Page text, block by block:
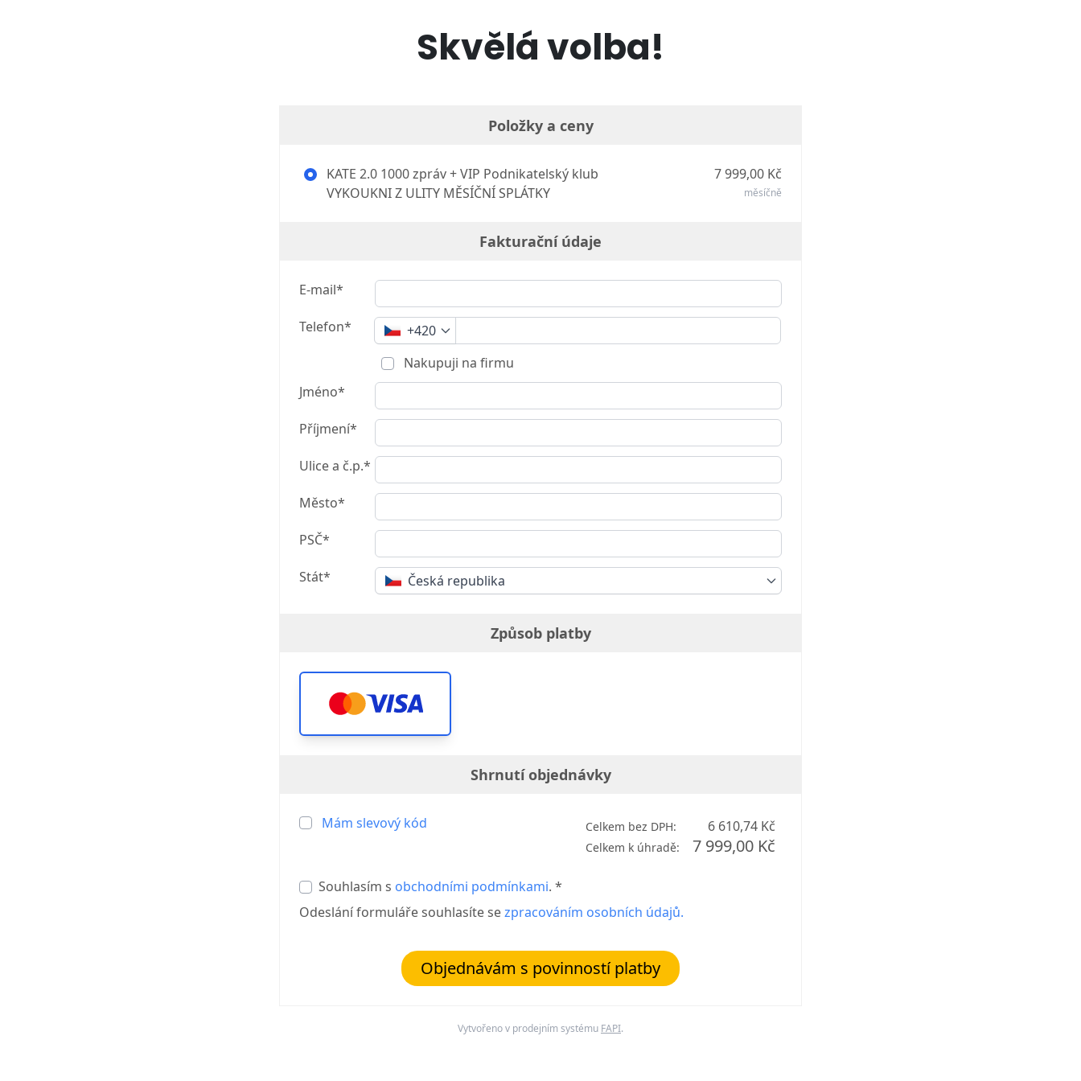
Skvělá volba!
Položky a ceny
KATE 2.0 1000 zpráv + VIP Podnikatelský klub
VYKOUKNI Z ULITY MĚSÍČNÍ SPLÁTKY
7 999,00 Kč
měsíčně
Fakturační údaje
E-mail*
Telefon*
+420
Nakupuji na firmu
Jméno*
Příjmení*
Ulice a č.p.*
Město*
PSČ*
Stát* Česká republika
Způsob platby
Shrnutí objednávky
Mám slevový kód Celkem bez DPH: 6 610,74 Kč
Celkem k úhradě: 7 999,00 Kč
Souhlasím s obchodními podmínkami. *
Odeslání formuláře souhlasíte sezpracováním osobních údajů.
Objednávám s povinností platby
Vytvořeno v prodejním systému FAPI.